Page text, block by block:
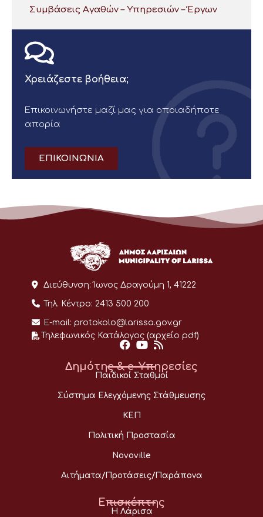
Συμβάσεις Αγαθών – Υπηρεσιών – Έργων
Χρειάζεστε βοήθεια;
Επικοινωνήστε μαζί μας για οποιαδήποτε
απορία
ΕΠΙΚΟΙΝΩΝΙΑ
Διεύθυνση: Ίωνος Δραγούμη 1, 41222
Τηλ. Κέντρο: 2413 500 200
E-mail: protokolo@larissa.gov.gr
Τηλεφωνικός Κατάλογος (αρχείο pdf)
Δημότης & e-Υπηρεσίες
Παιδικοί Σταθμοί
Σύστημα Ελεγχόμενης Στάθμευσης
ΚΕΠ
Πολιτική Προστασία
Novoville
Αιτήματα/Προτάσεις/Παράπονα
Επισκέπτης
Η Λάρισα